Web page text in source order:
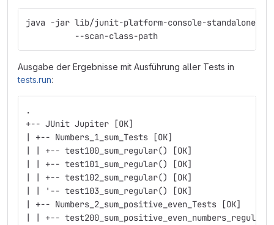
java -jar lib/junit-platform-console-standalone-
          --scan-class-path
Ausgabe der Ergebnisse mit Ausführung aller Tests in
tests.run:
.
+-- JUnit Jupiter [OK]
| +-- Numbers_1_sum_Tests [OK]
| | +-- test100_sum_regular() [OK]
| | +-- test101_sum_regular() [OK]
| | +-- test102_sum_regular() [OK]
| | '-- test103_sum_regular() [OK]
| +-- Numbers_2_sum_positive_even_Tests [OK]
| | +--